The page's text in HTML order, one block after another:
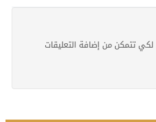
لكي تتمكن من إضافة التعليقات